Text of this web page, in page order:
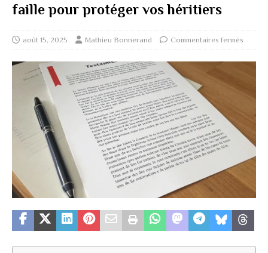
faille pour protéger vos héritiers
août 15, 2025 Mathieu Bonnerand Commentaires fermés